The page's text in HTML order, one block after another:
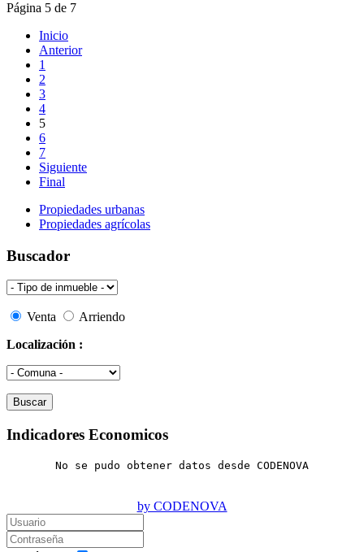
Página 5 de 7
Inicio
Anterior
1
2
3
4
5
6
7
Siguiente
Final
Propiedades urbanas
Propiedades agrícolas
Buscador
Venta
Arriendo
Localización :
Indicadores Economicos
No se pudo obtener datos desde CODENOVA
by CODENOVA